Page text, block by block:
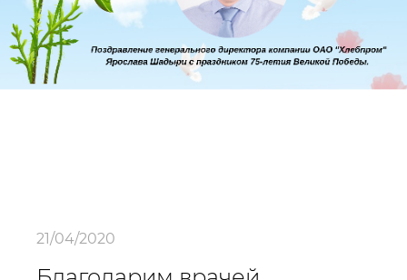
21/04/2020